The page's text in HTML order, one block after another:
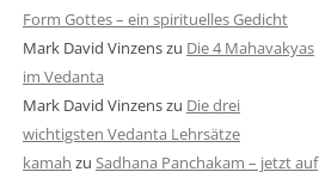
Form Gottes – ein spirituelles Gedicht
Mark David Vinzenszu Die 4 Mahavakyas
im Vedanta
Mark David Vinzenszu Die drei
wichtigsten Vedanta Lehrsätze
kamah zu Sadhana Panchakam – jetzt auf